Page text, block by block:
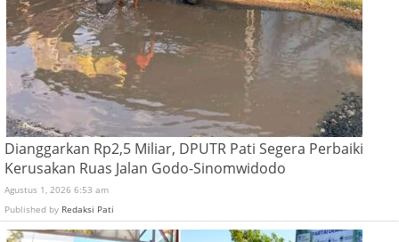
Dianggarkan Rp2,5 Miliar, DPUTR Pati Segera Perbaiki
Kerusakan Ruas Jalan Godo-Sinomwidodo
Agustus 1, 2026 6:53 am
Published by Redaksi Pati